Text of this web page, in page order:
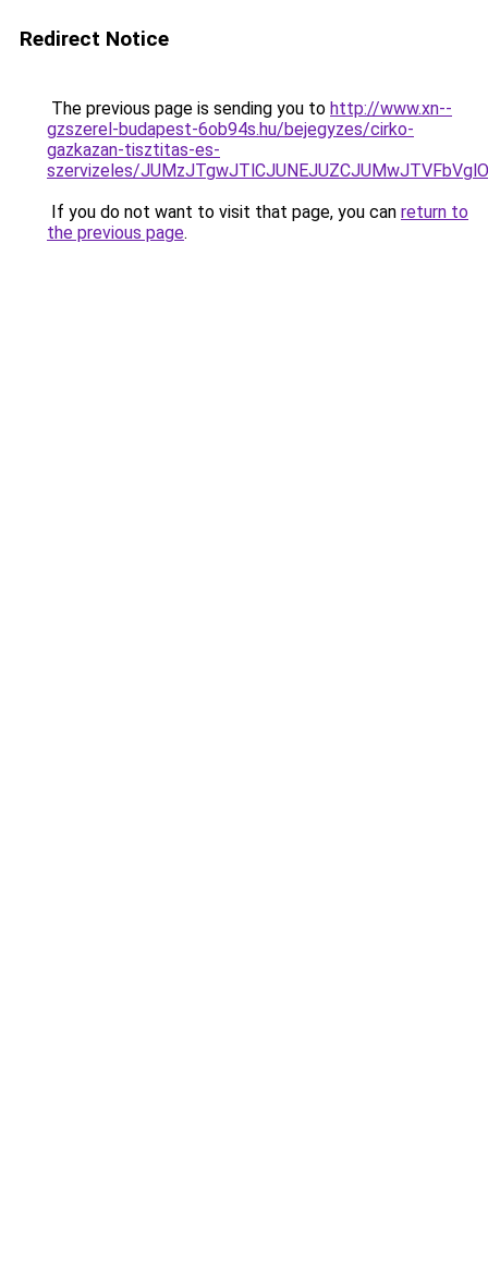
Redirect Notice
The previous page is sending you to http://www.xn--
gzszerel-budapest-6ob94s.hu/bejegyzes/cirko-
gazkazan-tisztitas-es-
szervizeles/
If you do not want to visit that page, you can return to
the previous page.